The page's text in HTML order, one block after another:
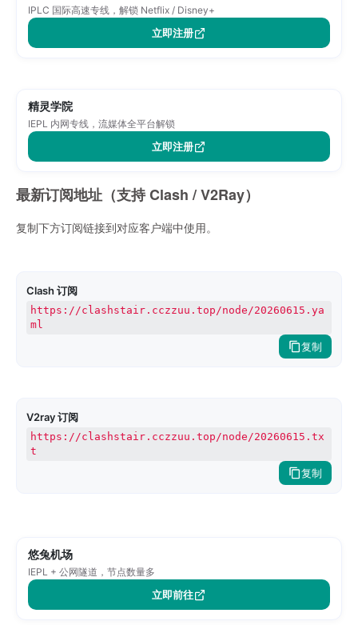
IPLC 国际高速专线，解锁 Netflix / Disney+
立即注册
精灵学院
IEPL 内网专线，流媒体全平台解锁
立即注册
最新订阅地址（支持 Clash / V2Ray）
复制下方订阅链接到对应客户端中使用。
Clash 订阅
https://clashstair.cczzuu.top/node/20260615.ya
ml
复制
V2ray 订阅
https://clashstair.cczzuu.top/node/20260615.tx
t
复制
悠兔机场
IEPL + 公网隧道，节点数量多
立即前往